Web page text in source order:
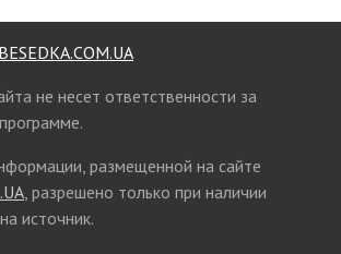
не несет ответственности за
размещенной на сайте
, разрешено только при наличии
источник.